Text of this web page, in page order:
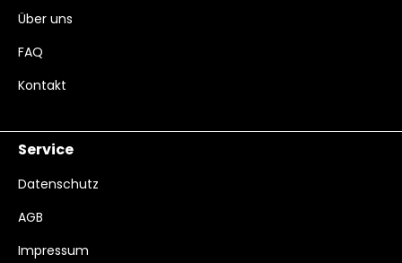
Über uns
FAQ
Kontakt
Service
Datenschutz
AGB
Impressum